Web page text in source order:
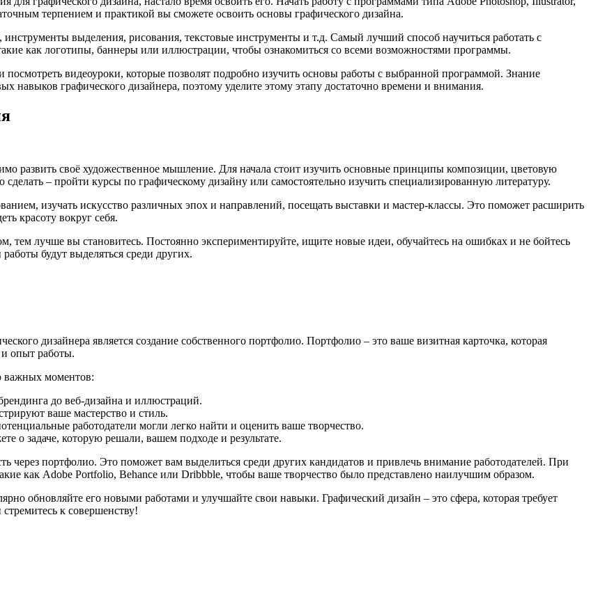
терпением и практикой вы сможете освоить основы графического дизайна.
выделения, рисования, текстовые инструменты и т.д. Самый лучший способ научиться работать с
как логотипы, баннеры или иллюстрации, чтобы ознакомиться со всеми возможностями программы.
видеоуроки, которые позволят подробно изучить основы работы с выбранной программой. Знание
навыков графического дизайнера, поэтому уделите этому этапу достаточно времени и внимания.
развить своё художественное мышление. Для начала стоит изучить основные принципы композиции, цветовую
– пройти курсы по графическому дизайну или самостоятельно изучить специализированную литературу.
изучать искусство различных эпох и направлений, посещать выставки и мастер-классы. Это поможет расширить
красоту вокруг себя.
тем лучше вы становитесь. Постоянно экспериментируйте, ищите новые идеи, обучайтесь на ошибках и не бойтесь
будут выделяться среди других.
дизайнера является создание собственного портфолио. Портфолио – это ваше визитная карточка, которая
опыт работы.
важных моментов:
до веб-дизайна и иллюстраций.
ваше мастерство и стиль.
работодатели могли легко найти и оценить ваше творчество.
о задаче, которую решали, вашем подходе и результате.
через портфолио. Это поможет вам выделиться среди других кандидатов и привлечь внимание работодателей. При
как Adobe Portfolio, Behance или Dribbble, чтобы ваше творчество было представлено наилучшим образом.
обновляйте его новыми работами и улучшайте свои навыки. Графический дизайн – это сфера, которая требует
к совершенству!